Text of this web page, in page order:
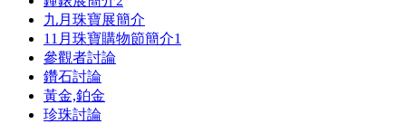
九月珠寶展簡介
11月珠寶購物節簡介1
參觀者討論
鑽石討論
黃金,鉑金
珍珠討論